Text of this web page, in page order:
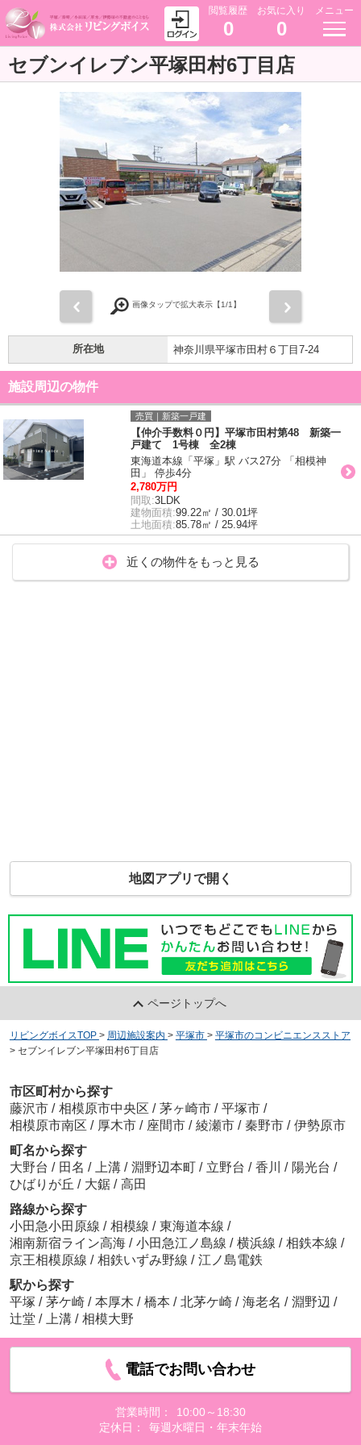
閲覧履歴
0
お気に入り
0
メニュー
セブンイレブン平塚田村6丁目店
画像タップで拡大表示【1/1】
所在地 神奈川県平塚市田村６丁目7-24
施設周辺の物件
売買｜新築一戸建
【仲介手数料０円】平塚市田村第48 新築一
戸建て 1号棟 全2棟
東海道本線「平塚」駅 バス27分 「相模神
田」 停歩4分
2,780万円
間取:3LDK
建物面積:99.22㎡ / 30.01坪
土地面積:85.78㎡ / 25.94坪
近くの物件をもっと見る
地図アプリで開く
ページトップへ
リビングボイスTOP > 周辺施設案内 > 平塚市 > 平塚市のコンビニエンスストア
> セブンイレブン平塚田村6丁目店
市区町村から探す
藤沢市 / 相模原市中央区 / 茅ヶ崎市 / 平塚市 /
相模原市南区 / 厚木市 / 座間市 / 綾瀬市 / 秦野市 / 伊勢原市
町名から探す
大野台 / 田名 / 上溝 / 淵野辺本町 / 立野台 / 香川 / 陽光台 /
ひばりが丘 / 大鋸 / 高田
路線から探す
小田急小田原線 / 相模線 / 東海道本線 /
湘南新宿ライン高海 / 小田急江ノ島線 / 横浜線 / 相鉄本線 /
京王相模原線 / 相鉄いずみ野線 / 江ノ島電鉄
駅から探す
平塚 / 茅ケ崎 / 本厚木 / 橋本 / 北茅ケ崎 / 海老名 / 淵野辺 /
辻堂 / 上溝 / 相模大野
電話でお問い合わせ
営業時間：
10:00～18:30
定休日：
毎週水曜日・年末年始